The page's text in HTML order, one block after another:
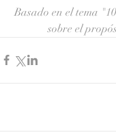
Basado en el tema
sobre el